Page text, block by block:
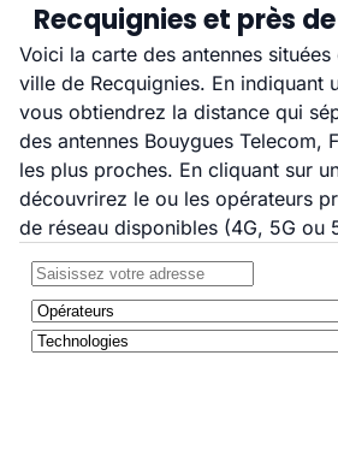
Recquignies et près
Voici la carte des antennes
ville de Recquignies. En indiquant
vous obtiendrez la distance qui
des antennes Bouygues Telecom,
les plus proches. En cliquant sur
découvrirez le ou les opérateurs
de réseau disponibles (4G, 5G ou